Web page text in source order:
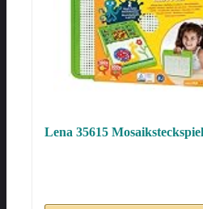
Lena 35615